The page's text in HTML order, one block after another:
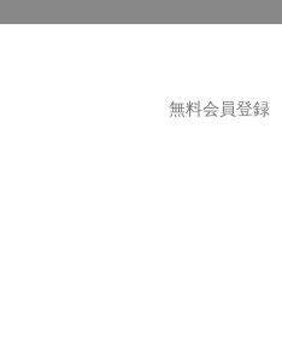
無料会員登録